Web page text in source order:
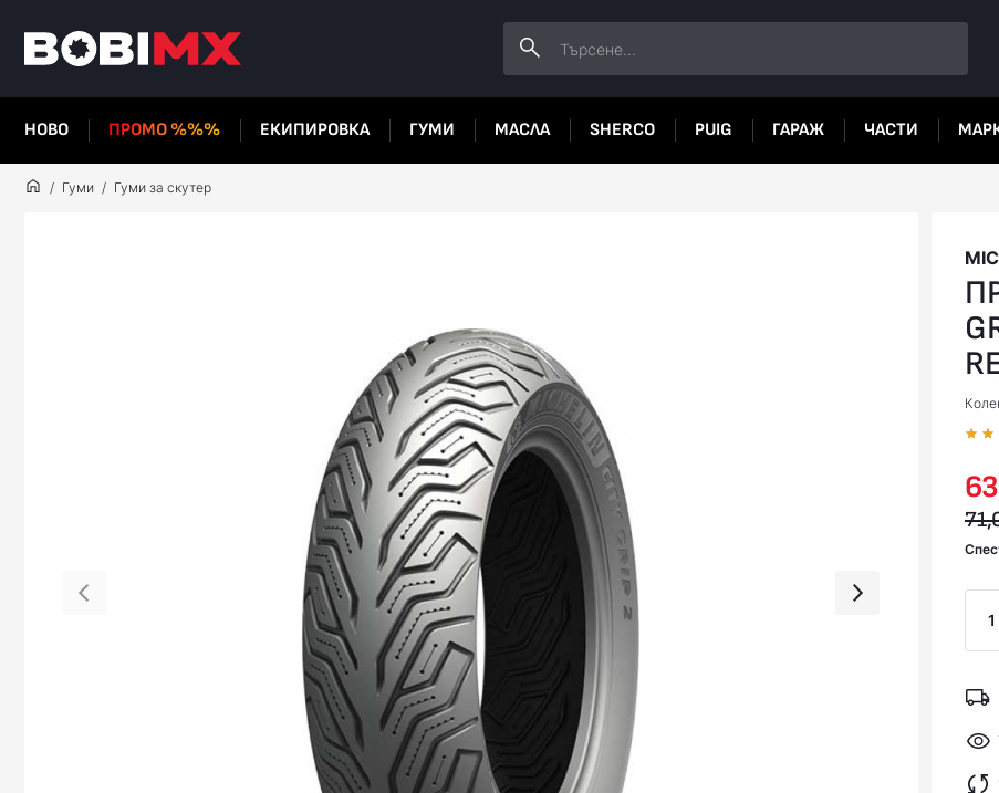
НОВО ПРОМО %%% ЕКИПИРОВКА ГУМИ МАСЛА SHERCO PUIG ГАРАЖ ЧАСТИ
Гуми Гуми за скутер
1